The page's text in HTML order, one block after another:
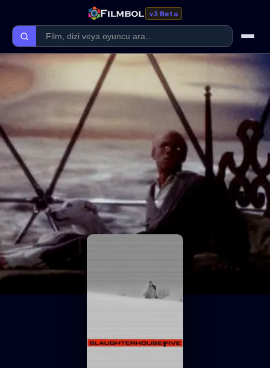
v3 Beta
Ana Sayfa
Forum
Kategoriler
Film Kategorileri
Dizi Kategorileri